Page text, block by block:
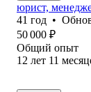
юрист,
41 год •
50 000 ₽
Общий опыт
12 лет 11